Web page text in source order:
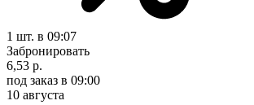
1 шт. в 09:07
Забронировать
6,53 р.
под заказ в 09:00
10 августа